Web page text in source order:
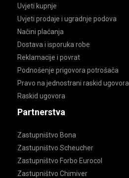
Uvjeti kupnje
Uvjeti prodaje i ugradnje podova
Načini plaćanja
Dostava i isporuka robe
Reklamacije i povrat
Podnošenje prigovora potrošača
Pravo na jednostrani raskid ugovora
Raskid ugovora
Partnerstva
Zastupništvo Bona
Zastupništvo Scheucher
Zastupništvo Forbo Eurocol
Zastupništvo Chimiver